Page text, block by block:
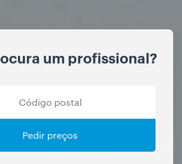
um profissional?
Pedir preços